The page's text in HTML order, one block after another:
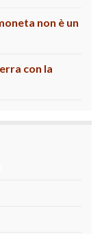
non è un
con la